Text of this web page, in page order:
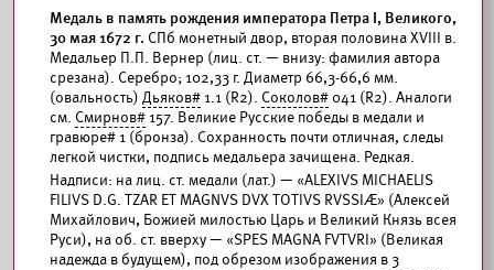
Медаль в память рождения императора Петра I, Великого,
30 мая 1672 г. СПб монетный двор, вторая половина XVIII в.
Медальер П.П. Вернер (лиц. ст. — внизу: фамилия автора
срезана). Серебро; 102,33 г. Диаметр 66,3-66,6 мм.
(овальность) Дьяков# 1.1 (R2). Соколов# 041 (R2). Аналоги
см. Смирнов# 157. Великие Русские победы в медали и
гравюре# 1 (бронза). Сохранность почти отличная, следы
легкой чистки, подпись медальера зачищена. Редкая.
Надписи: на лиц. ст. медали (лат.) — «ALEXIVS MICHAELIS
FILIVS D.G. TZAR ET MAGNVS DVX TOTIVS RVSSIÆ» (Алексей
Михайлович, Божией милостью Царь и Великий Князь всея
Руси), на об. ст. вверху — «SPES MAGNA FVTVRI» (Великая
надежда в будущем), под обрезом изображения в 3